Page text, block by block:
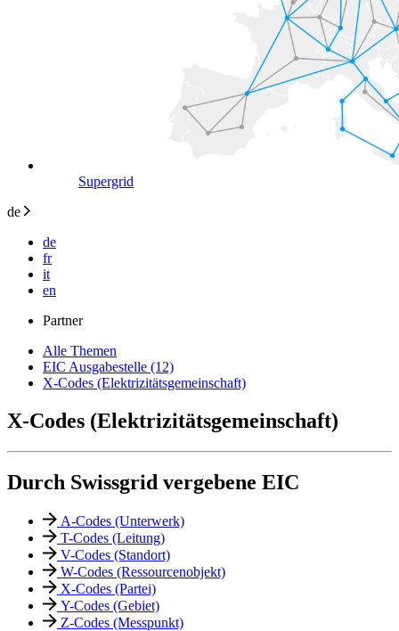
Supergrid
de
de
fr
it
en
Partner
Alle Themen
EIC Ausgabestelle (12)
X-Codes (Elektrizitätsgemeinschaft)
X-Codes (Elektrizitätsgemeinschaft)
Durch Swissgrid vergebene EIC
A-Codes (Unterwerk)
T-Codes (Leitung)
V-Codes (Standort)
W-Codes (Ressourcenobjekt)
X-Codes (Partei)
Y-Codes (Gebiet)
Z-Codes (Messpunkt)